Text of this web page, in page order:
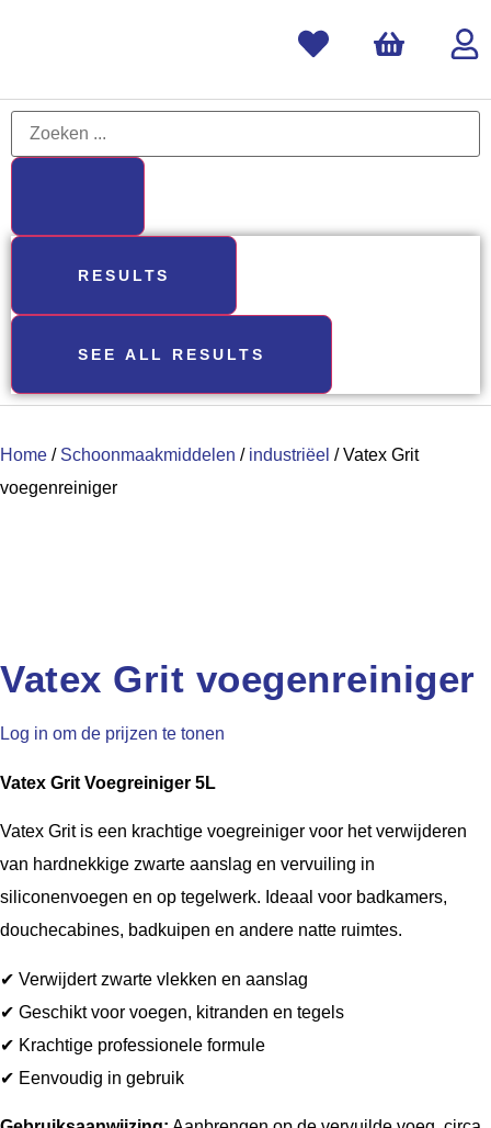
RESULTS
SEE ALL RESULTS
Home / Schoonmaakmiddelen / industriëel / Vatex Grit
voegenreiniger
Vatex Grit voegenreiniger
Log in om de prijzen te tonen
Vatex Grit Voegreiniger 5L
Vatex Grit is een krachtige voegreiniger voor het verwijderen
van hardnekkige zwarte aanslag en vervuiling in
siliconenvoegen en op tegelwerk. Ideaal voor badkamers,
douchecabines, badkuipen en andere natte ruimtes.
✔ Verwijdert zwarte vlekken en aanslag
✔ Geschikt voor voegen, kitranden en tegels
✔ Krachtige professionele formule
✔ Eenvoudig in gebruik